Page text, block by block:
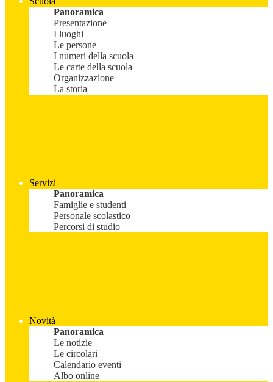
Panoramica
Presentazione
I luoghi
Le persone
I numeri della scuola
Le carte della scuola
Organizzazione
La storia
Servizi
Panoramica
Famiglie e studenti
Personale scolastico
Percorsi di studio
Novità
Panoramica
Le notizie
Le circolari
Calendario eventi
Albo online